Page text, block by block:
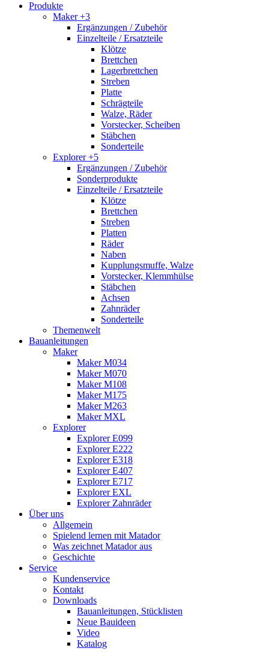
Produkte
Maker +3
Ergänzungen / Zubehör
Einzelteile / Ersatzteile
Klötze
Brettchen
Lagerbrettchen
Streben
Platte
Schrägteile
Walze, Räder
Vorstecker, Scheiben
Stäbchen
Sonderteile
Explorer +5
Ergänzungen / Zubehör
Sonderprodukte
Einzelteile / Ersatzteile
Klötze
Brettchen
Streben
Platten
Räder
Naben
Kupplungsmuffe, Walze
Vorstecker, Klemmhülse
Stäbchen
Achsen
Zahnräder
Sonderteile
Themenwelt
Bauanleitungen
Maker
Maker M034
Maker M070
Maker M108
Maker M175
Maker M263
Maker MXL
Explorer
Explorer E099
Explorer E222
Explorer E318
Explorer E407
Explorer E717
Explorer EXL
Explorer Zahnräder
Über uns
Allgemein
Spielend lernen mit Matador
Was zeichnet Matador aus
Geschichte
Service
Kundenservice
Kontakt
Downloads
Bauanleitungen, Stücklisten
Neue Bauideen
Video
Katalog